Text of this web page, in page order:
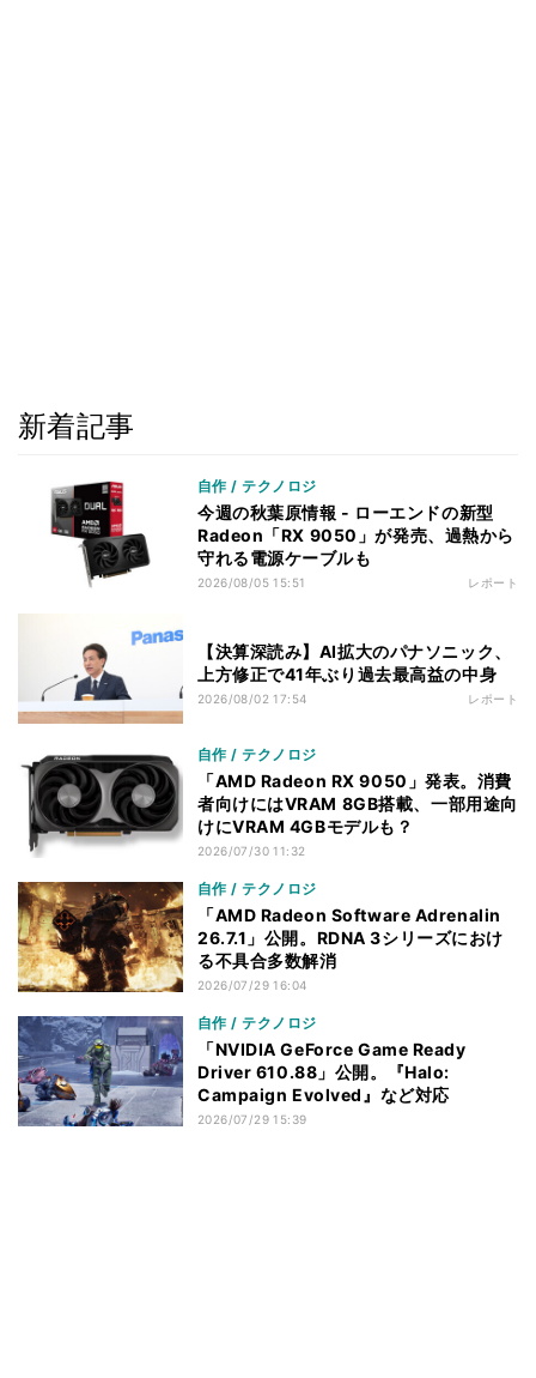
新着記事
自作 / テクノロジ
今週の秋葉原情報 - ローエンドの新型
Radeon「RX 9050」が発売、過熱から
守れる電源ケーブルも
2026/08/05 15:51 レポート
【決算深読み】AI拡大のパナソニック、
上方修正で41年ぶり過去最高益の中身
2026/08/02 17:54 レポート
自作 / テクノロジ
「AMD Radeon RX 9050」発表。消費
者向けにはVRAM 8GB搭載、一部用途向
けにVRAM 4GBモデルも？
2026/07/30 11:32
自作 / テクノロジ
「AMD Radeon Software Adrenalin
26.7.1」公開。RDNA 3シリーズにおけ
る不具合多数解消
2026/07/29 16:04
自作 / テクノロジ
「NVIDIA GeForce Game Ready
Driver 610.88」公開。『Halo:
Campaign Evolved』など対応
2026/07/29 15:39